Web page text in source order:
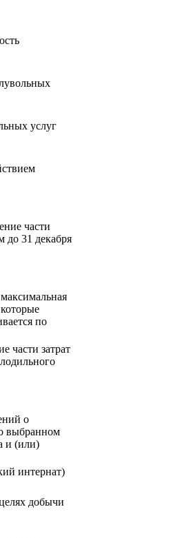
услуг
части
до 31 декабря
по
части затрат
о
выбранном
и (или)
интернат)
добычи